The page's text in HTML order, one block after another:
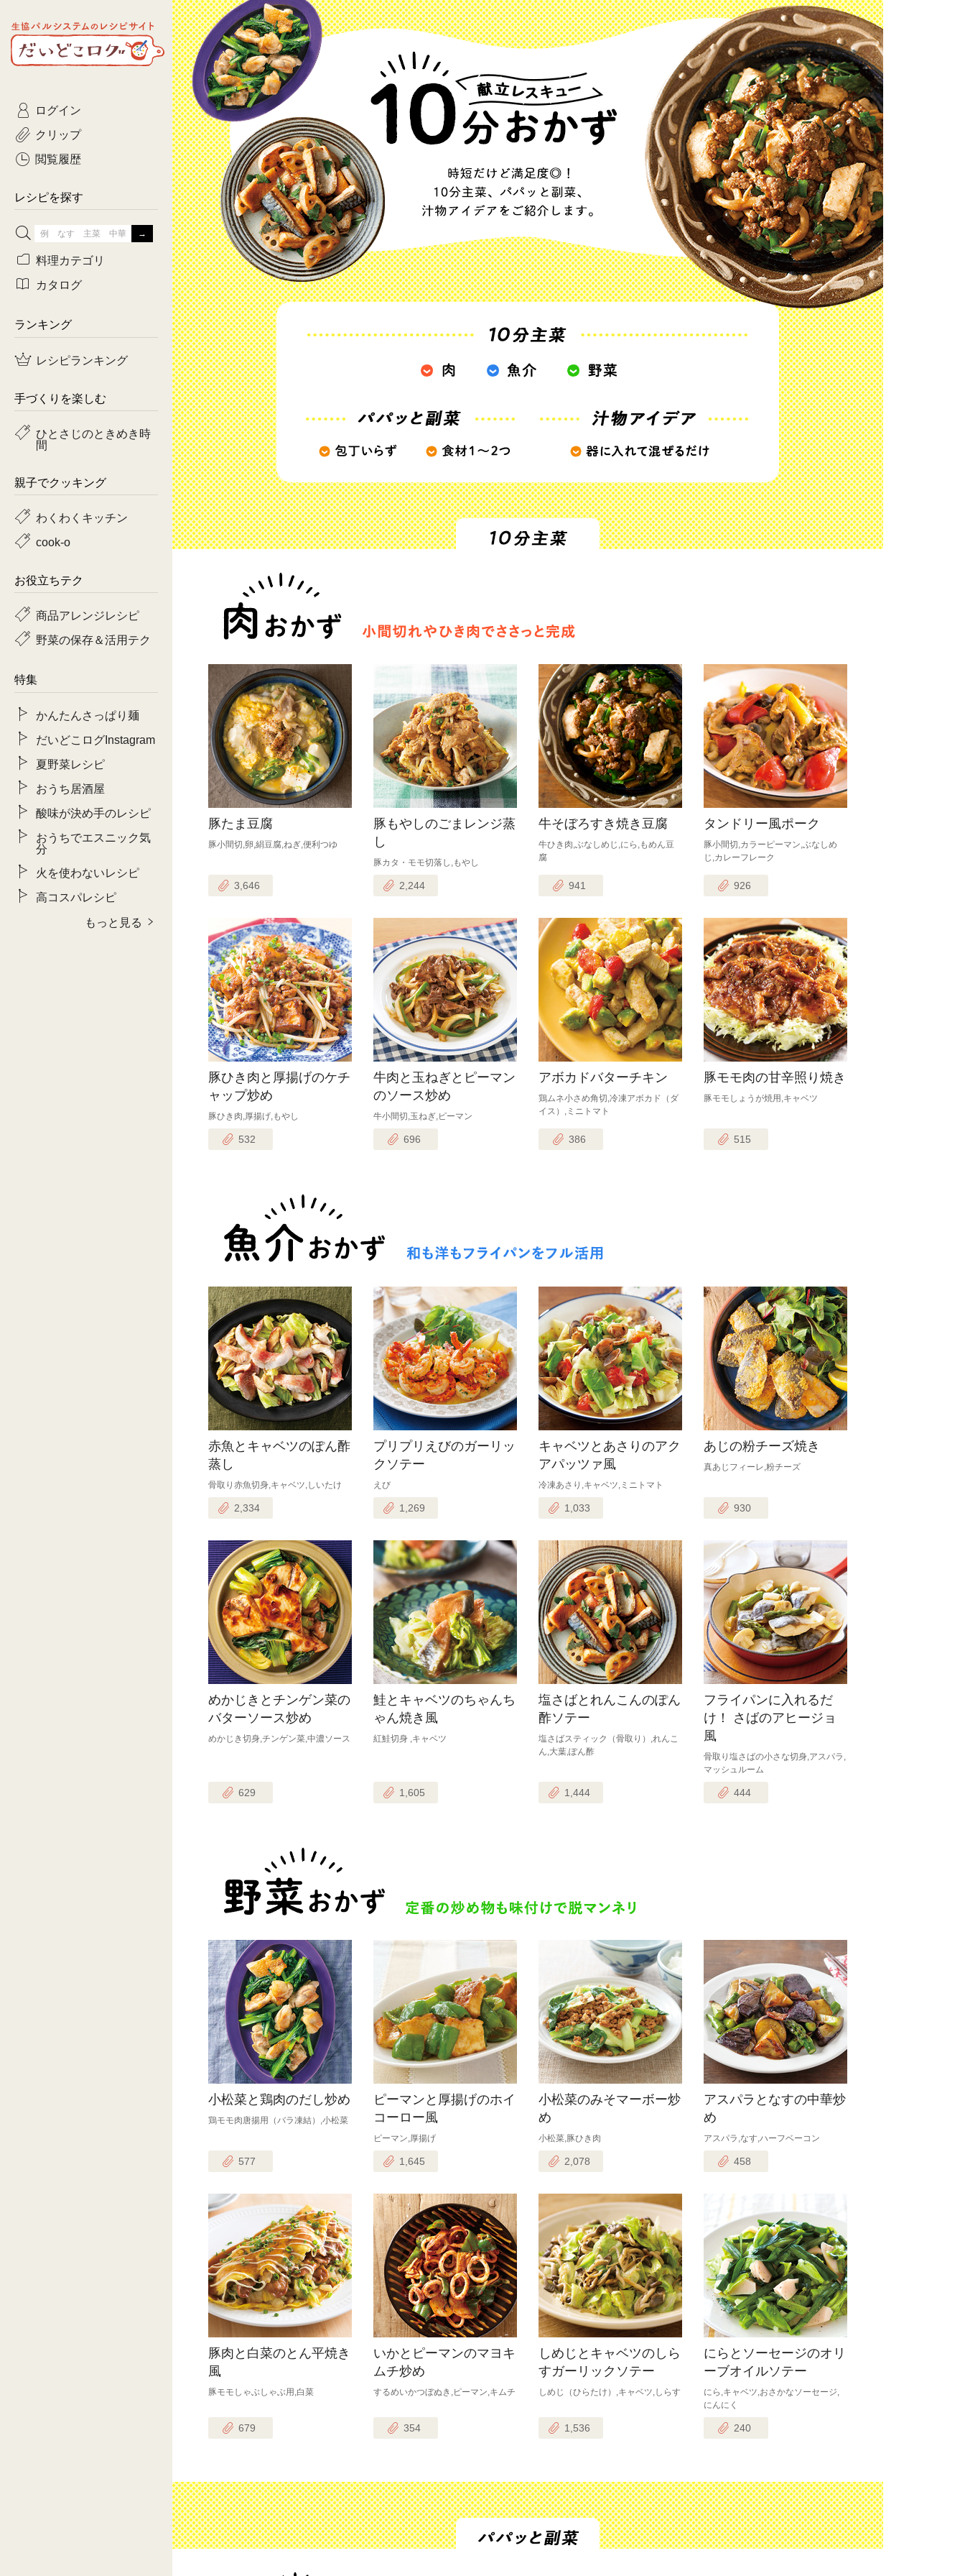
生協パルシステムのレシピ
サイト
だいどこログ
豚たま豆腐
豚小間切,卵,絹豆腐,ねぎ,便利つゆ
3,646
豚もやしのごまレンジ蒸
し
豚カタ・モモ切落し,もやし
2,244
牛そぼろすき焼き豆腐
牛ひき肉,ぶなしめじ,にら,もめん豆
腐
941
タンドリー風ポーク
豚小間切,カラーピーマン,ぶなしめ
じ,カレーフレーク
926
豚ひき肉と厚揚げのケチ
ャップ炒め
豚ひき肉,厚揚げ,もやし
532
牛肉と玉ねぎとピーマン
のソース炒め
牛小間切,玉ねぎ,ピーマン
696
アボカドバターチキン
鶏ムネ小さめ角切,冷凍アボカド（ダ
イス）,ミニトマト
386
豚モモ肉の甘辛照り焼き
豚モモしょうが焼用,キャベツ
515
赤魚とキャベツのぽん酢
蒸し
骨取り赤魚切身,キャベツ,しいたけ
2,334
プリプリえびのガーリッ
クソテー
えび
1,269
キャベツとあさりのアク
アパッツァ風
冷凍あさり,キャベツ,ミニトマト
1,033
あじの粉チーズ焼き
真あじフィーレ,粉チーズ
930
めかじきとチンゲン菜の
バターソース炒め
めかじき切身,チンゲン菜,中濃ソース
629
鮭とキャベツのちゃんち
ゃん焼き風
紅鮭切身 ,キャベツ
1,605
塩さばとれんこんのぽん
酢ソテー
塩さばスティック（骨取り）,れんこ
ん,大葉,ぽん酢
1,444
フライパンに入れるだ
け！ さばのアヒージョ
風
骨取り塩さばの小さな切身,アスパラ,
マッシュルーム
444
小松菜と鶏肉のだし炒め
鶏モモ肉唐揚用（バラ凍結）,小松菜
577
ピーマンと厚揚げのホイ
コーロー風
ピーマン,厚揚げ
1,645
小松菜のみそマーボー炒
め
小松菜,豚ひき肉
2,078
アスパラとなすの中華炒
め
アスパラ,なす,ハーフベーコン
458
豚肉と白菜のとん平焼き
風
豚モモしゃぶしゃぶ用,白菜
679
いかとピーマンのマヨキ
ムチ炒め
するめいかつぼぬき,ピーマン,キムチ
354
しめじとキャベツのしら
すガーリックソテー
しめじ（ひらたけ）,キャベツ,しらす
1,536
にらとソーセージのオリ
ーブオイルソテー
にら,キャベツ,おさかなソーセージ,
にんにく
240
ログイン
クリップ
閲覧履歴
レシピを探す
ひとさじのときめき時間
農家生まれの野菜レシピ
おきらくだ 1歳半からの幼児食
3日分ごはんセット（2人分）
3日分ごはんセット（3人分）
つくりおき肉魚菜菜セット
がんばらない平日ごはん
有賀薫さんのスープ 飛田和緒さんレシピ
牛肉
鶏肉
魚 アスパラガス
ピーマン なす
トマト たまねぎ
料理カテゴリ
主菜
サラダ・あえもの 汁物
常備菜・作りおき お弁当
おつまみ おやつ・デザート
カタログ
コトコト
Kinari
yumyumいっしょごはん
ぷれーんぺいじ
乾物屋さん
ランキング
レシピランキング
手づくりを楽しむ
ひとさじのときめき時
間
親子でクッキング
わくわくキッチン
cook-o
お役立ちテク
商品アレンジレシピ
野菜の保存＆活用テク
特集
かんたんさっぱり麺
だいどこログInstagram
夏野菜レシピ
おうち居酒屋
酸味が決め手のレシピ
おうちでエスニック気
分
火を使わないレシピ
高コスパレシピ
もっと見る